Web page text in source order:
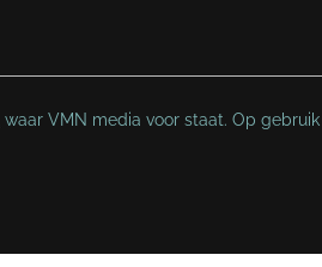
waar VMN media voor staat. Op